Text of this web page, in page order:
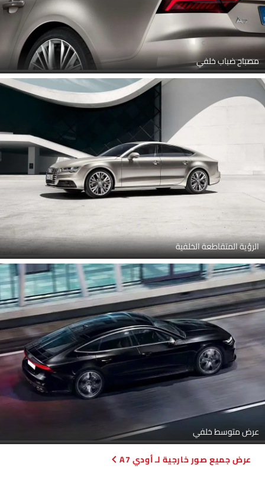
مصباح ضباب خلفي
الرؤية المتقاطعة الخلفية
عرض متوسط خلفي
صور خارجية لـ أودي A7